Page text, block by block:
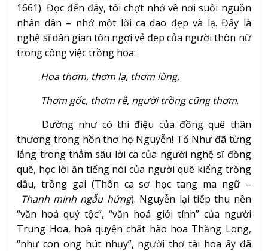
1661). Đọc đến đây, tôi chợt nhớ về nơi suối nguồn
nhân dân – nhớ một lời ca dao đẹp và lạ. Đấy là
nghệ sĩ dân gian tôn ngợi vẻ đẹp của người thôn nữ
trong công việc trồng hoa:
Hoa thơm, thơm lạ, thơm lùng,
Thơm gốc, thơm rễ, người trồng cũng thơm.
Dường như có thi điệu của đồng quê thân
thương trong hồn thơ họ Nguyễn! Tố Như đã từng
lắng trong thẳm sâu lời ca của người nghệ sĩ đồng
quê, học lời ăn tiếng nói của người quê kiểng trồng
dâu, trồng gai (Thôn ca sơ học tang ma ngữ –
Thanh minh ngẫu hứng). Nguyễn lại tiếp thu nền
“văn hoá quý tộc”, “văn hoá giới tính” của người
Trung Hoa, hoà quyện chất hào hoa Thăng Long,
“như con ong hút nhụy”, người thơ tài hoa ấy đã